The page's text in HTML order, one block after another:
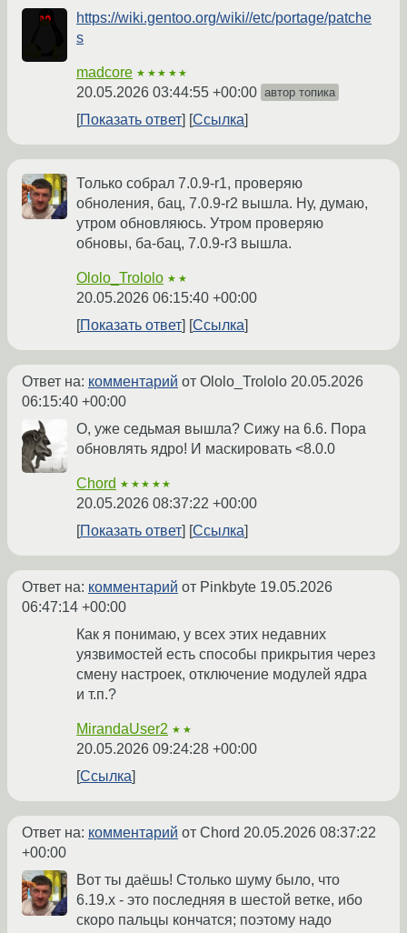
https://wiki.gentoo.org/wiki//etc/portage/patche
s
madcore ★★★★★
20.05.2026 03:44:55 +00:00 автор топика
Показать ответ Ссылка
Только собрал 7.0.9-r1, проверяю
обноления, бац, 7.0.9-r2 вышла. Ну, думаю,
утром обновляюсь. Утром проверяю
обновы, ба-бац, 7.0.9-r3 вышла.
Ololo_Trololo ★★
20.05.2026 06:15:40 +00:00
Показать ответ
Ссылка
Ответ на: комментарий от Ololo_Trololo 20.05.2026
06:15:40 +00:00
О, уже седьмая вышла? Сижу на 6.6. Пора
обновлять ядро! И маскировать <8.0.0
Chord ★★★★★
20.05.2026 08:37:22 +00:00
Показать ответ
Ссылка
Ответ на: комментарий от Pinkbyte 19.05.2026
06:47:14 +00:00
Как я понимаю, у всех этих недавних
уязвимостей есть способы прикрытия через
смену настроек, отключение модулей ядра
и т.п.?
MirandaUser2 ★★
20.05.2026 09:24:28 +00:00
Ссылка
Ответ на: комментарий от Chord 20.05.2026 08:37:22
+00:00
Вот ты даёшь! Столько шуму было, что
6.19.х - это последняя в шестой ветке, ибо
скоро пальцы кончатся; поэтому надо